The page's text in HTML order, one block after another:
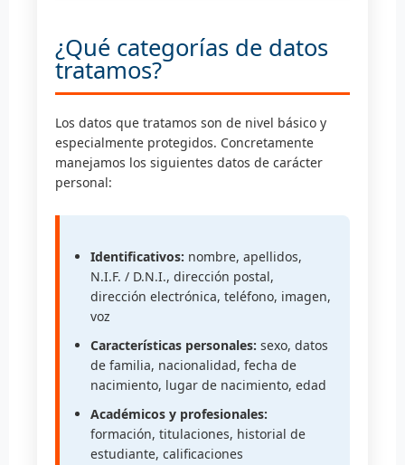
¿Qué categorías de datos
tratamos?
Los datos que tratamos son de nivel básico y
especialmente protegidos. Concretamente
manejamos los siguientes datos de carácter
personal:
Identificativos: nombre, apellidos,
N.I.F. / D.N.I., dirección postal,
dirección electrónica, teléfono, imagen,
voz
Características personales: sexo, datos
de familia, nacionalidad, fecha de
nacimiento, lugar de nacimiento, edad
Académicos y profesionales:
formación, titulaciones, historial de
estudiante, calificaciones